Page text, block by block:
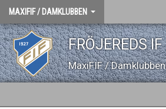
MAXIFIF / DAMKLUBBEN
FRÖJEREDS IF
MaxiFIF / Damklubben